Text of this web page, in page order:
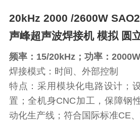
20kHz 2000 /2600W
声峰超声波焊接机 模拟 圆
频率：15/20kHz；功率：
焊接模式：时间、外部控制
特点：采用模块化电路设计；
置；全机身CNC加工，保障钢
动化生产线；符合国际标准CE